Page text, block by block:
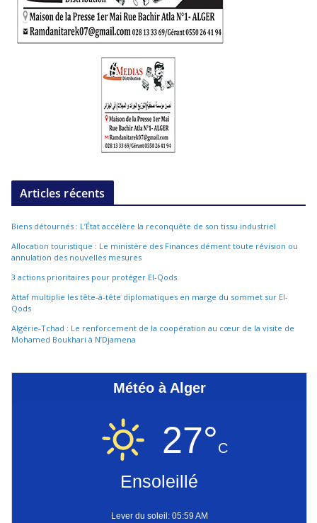
Articles récents
Biens détournés : L’État accélère la reconquête de son tissu industriel
Allocation touristique : Le ministère des Finances dément toute révision ou
annulation des nouvelles mesures
3 actions prioritaires pour protéger El-Qods
Attaf multiplie les tête-à-tête diplomatiques en marge du sommet sur El-
Qods
Algérie-Tchad : Le renforcement de la coopération au cœur de la visite de
Mohamed Boukhari à N’Djamena
Météo à Alger
27°C
Ensoleillé
Lever du soleil: 05:59 AM